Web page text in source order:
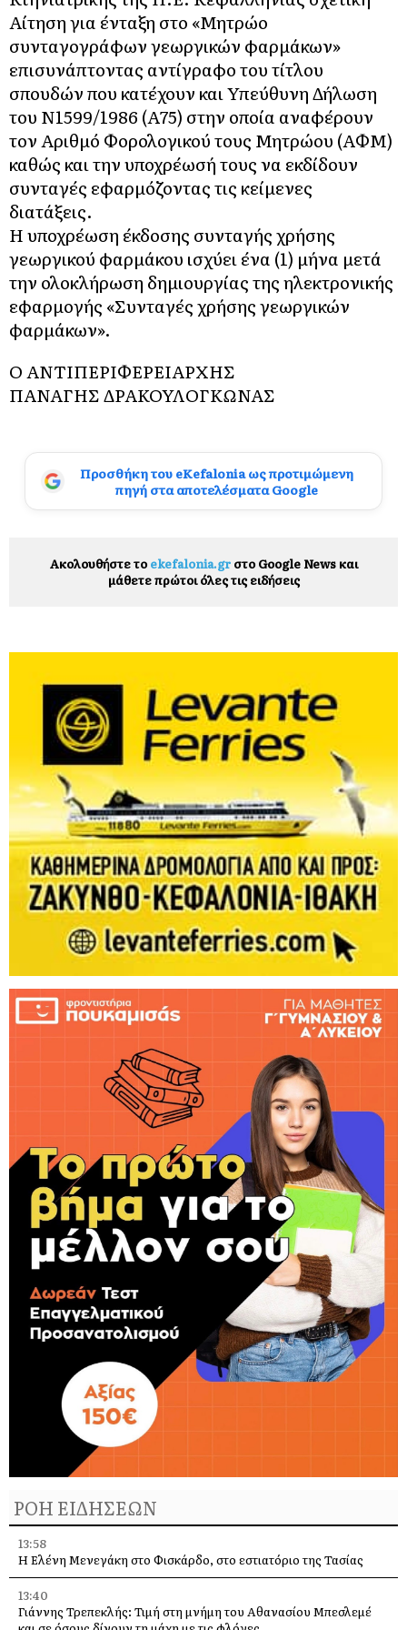
Αίτηση για ένταξη στο «Μητρώο
συνταγογράφων γεωργικών φαρμάκων»
επισυνάπτοντας αντίγραφο του τίτλου
σπουδών που κατέχουν και Υπεύθυνη Δήλωση
του Ν1599/1986 (Α΄75) στην οποία αναφέρουν
τον Αριθμό Φορολογικού τους Μητρώου (ΑΦΜ)
καθώς και την υποχρέωσή τους να εκδίδουν
συνταγές εφαρμόζοντας τις κείμενες
διατάξεις.
Η υποχρέωση έκδοσης συνταγής χρήσης
γεωργικού φαρμάκου ισχύει ένα (1) μήνα μετά
την ολοκλήρωση δημιουργίας της ηλεκτρονικής
εφαρμογής «Συνταγές χρήσης γεωργικών
φαρμάκων».
Ο ΑΝΤΙΠΕΡΙΦΕΡΕΙΑΡΧΗΣ
ΠΑΝΑΓΗΣ ΔΡΑΚΟΥΛΟΓΚΩΝΑΣ
Προσθήκη του eKefalonia ως προτιμώμενη
πηγή στα αποτελέσματα Google
Ακολουθήστε το ekefalonia.grστο Google News και
μάθετε πρώτοι όλες τις ειδήσεις
ΡΟΗ ΕΙΔΗΣΕΩΝ
13:58
Η Ελένη Μενεγάκη στο Φισκάρδο, στο εστιατόριο της Τασίας
13:40
Γιάννης Τρεπεκλής: Τιμή στη μνήμη του Αθανασίου Μπεσλεμέ